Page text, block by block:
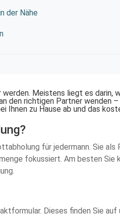
der Nähe
Meistens liegt es
den richtigen Partner wenden
Ihnen zu Hause ab und das
für jedermann. Sie als
fokussiert. Am besten Sie
Dieses finden Sie auf